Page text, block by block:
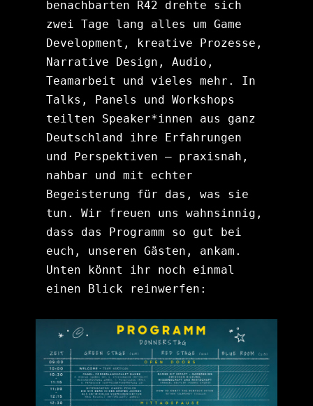
benachbarten R42 drehte sich
zwei Tage lang alles um Game
Development, kreative Prozesse,
Narrative Design, Audio,
Teamarbeit und vieles mehr. In
Talks, Panels und Workshops
teilten Speaker*innen aus ganz
Deutschland ihre Erfahrungen
und Perspektiven – praxisnah,
nahbar und mit echter
Begeisterung für das, was sie
tun. Wir freuen uns wahnsinnig,
dass das Programm so gut bei
euch, unseren Gästen, ankam.
Unten könnt ihr noch einmal
einen Blick reinwerfen: